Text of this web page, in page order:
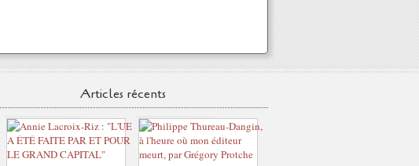
Articles récents